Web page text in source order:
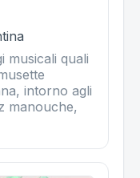
musicali quali
intorno agli
manouche,